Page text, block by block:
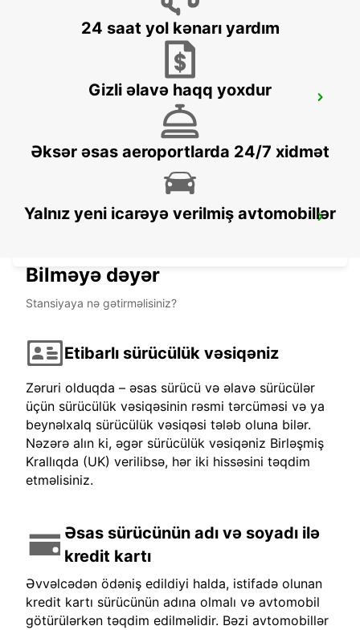
MAMOUDZOU ZI KAWENI
MAMOUDZOU - MAYOTTE
MAMOUDZOU HOTEL CARIBOU
24 saat yol kənarı yardım
Gizli əlavə haqq yoxdur
Əksər əsas aeroportlarda 24/7 xidmət
Yalnız yeni icarəyə verilmiş avtomobillər
Bilməyə dəyər
Stansiyaya nə gətirməlisiniz?
Etibarlı sürücülük vəsiqəniz
Zəruri olduqda – əsas sürücü və əlavə sürücülər
üçün sürücülük vəsiqəsinin rəsmi tərcüməsi və ya
beynəlxalq sürücülük vəsiqəsi tələb oluna bilər.
Nəzərə alın ki, əgər sürücülük vəsiqəniz Birləşmiş
Krallıqda (UK) verilibsə, hər iki hissəsini təqdim
etməlisiniz.
Əsas sürücünün adı və soyadı ilə
kredit kartı
Əvvəlcədən ödəniş edildiyi halda, istifadə olunan
kredit kartı sürücünün adına olmalı və avtomobil
götürülərkən təqdim edilməlidir. Bəzi avtomobillər